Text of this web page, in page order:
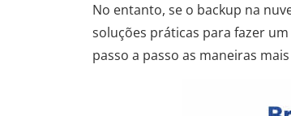
No entanto, se o backup na
soluções práticas para fazer
passo a passo as maneiras